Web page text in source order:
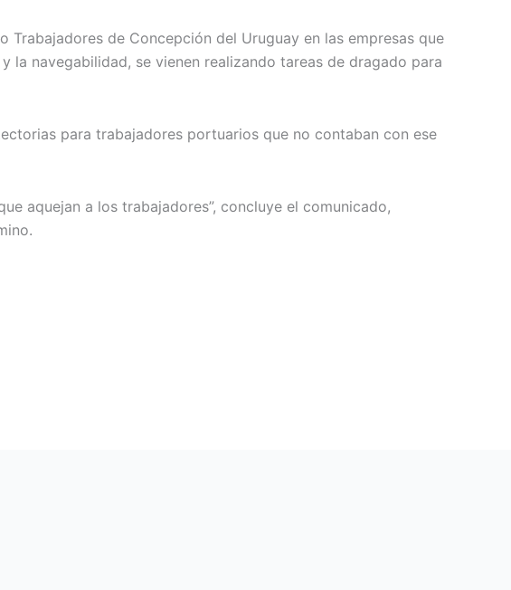
de Concepción del Uruguay en las empresas que
navegabilidad, se vienen realizando tareas de dragado para
para trabajadores portuarios que no contaban con ese
aquejan a los trabajadores”, concluye el comunicado,